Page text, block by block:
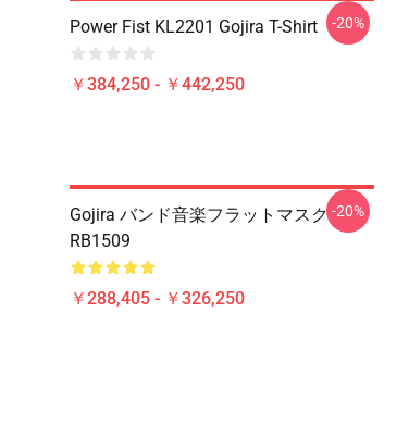
Power Fist KL2201 Gojira T-Shirt
￥384,250 - ￥442,250
-20%
Gojira バンド音楽フラットマスク
RB1509
￥288,405 - ￥326,250
-20%